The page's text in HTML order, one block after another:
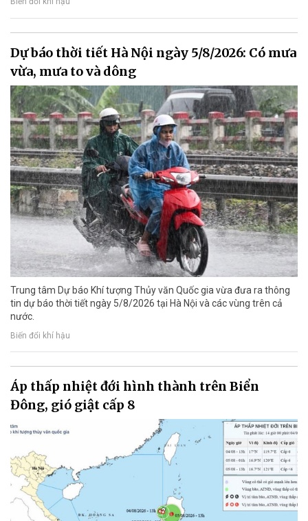
Dự báo thời tiết Hà Nội ngày 5/8/2026: Có mưa
vừa, mưa to và dông
Trung tâm Dự báo Khí tượng Thủy văn Quốc gia vừa đưa ra thông
tin dự báo thời tiết ngày 5/8/2026 tại Hà Nội và các vùng trên cả
nước.
Biến đổi khí hậu
Áp thấp nhiệt đới hình thành trên Biển
Đông, gió giật cấp 8